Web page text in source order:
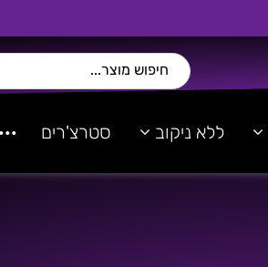
ללא ניקוב סטרצ'רים ···